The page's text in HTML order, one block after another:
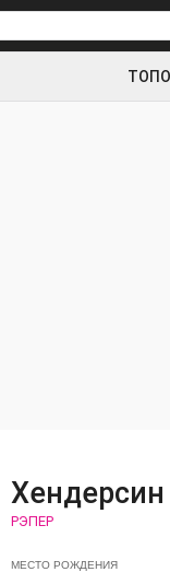
Хендерсин
РЭПЕР
МЕСТО РОЖДЕНИЯ